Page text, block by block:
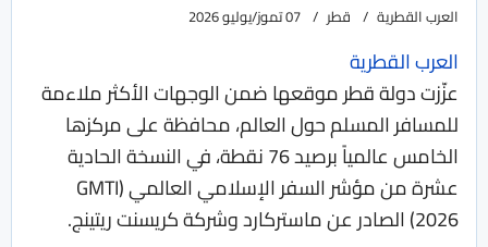
العرب القطرية قطر 07 تموز/يوليو 2026
العرب القطرية
عزّزت دولة قطر موقعها ضمن الوجهات الأكثر ملاءمة
للمسافر المسلم حول العالم، محافظة على مركزها
الخامس عالمياً برصيد 76 نقطة، في النسخة الحادية
عشرة من مؤشر السفر الإسلامي العالمي (GMTI
2026) الصادر عن ماستركارد وشركة كريسنت ريتينج.